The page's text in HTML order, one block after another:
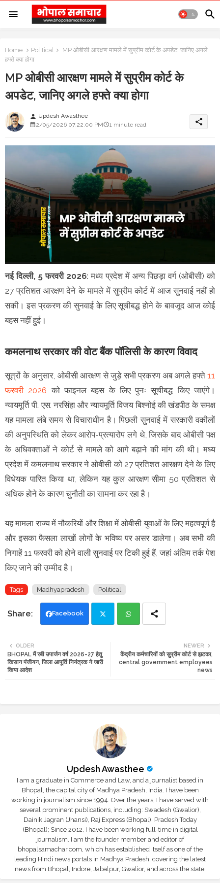
Home Political
MP ओबीसी आरक्षण मामले में सुप्रीम कोर्ट के अपडेट, जानिए अगले
हफ्ते क्या होगा
MP ओबीसी आरक्षण मामले में सुप्रीम कोर्ट के
अपडेट, जानिए अगले हफ्ते क्या होगा
person Updesh Awasthee
2/05/2026 07:22:00 PM
1 minute read share
नई दिल्ली, 5 फरवरी 2026: मध्य प्रदेश में अन्य पिछड़ा वर्ग (ओबीसी) को
27 प्रतिशत आरक्षण देने के मामले में सुप्रीम कोर्ट में आज सुनवाई नहीं हो
सकी। इस प्रकरण की सुनवाई के लिए सूचीबद्ध होने के बावजूद आज कोई
बहस नहीं हुई।
कमलनाथ सरकार की वोट बैंक पॉलिसी के कारण विवाद
सूत्रों के अनुसार, ओबीसी आरक्षण से जुड़े सभी प्रकरण अब अगले हफ्ते 11
फरवरी 2026 को फाइनल बहस के लिए पुनः सूचीबद्ध किए जाएंगे।
न्यायमूर्ति पी. एस. नरसिंहा और न्यायमूर्ति विजय बिश्नोई की खंडपीठ के समक्ष
यह मामला लंबे समय से विचाराधीन है। पिछली सुनवाई में सरकारी वकीलों
की अनुपस्थिति को लेकर आरोप-प्रत्यारोप लगे थे, जिसके बाद ओबीसी पक्ष
के अधिवक्ताओं ने कोर्ट से मामले को आगे बढ़ाने की मांग की थी। मध्य
प्रदेश में कमलनाथ सरकार ने ओबीसी को 27 प्रतिशत आरक्षण देने के लिए
विधेयक पारित किया था, लेकिन यह कुल आरक्षण सीमा 50 प्रतिशत से
अधिक होने के कारण चुनौती का सामना कर रहा है।
यह मामला राज्य में नौकरियों और शिक्षा में ओबीसी युवाओं के लिए महत्वपूर्ण है
और इसका फैसला लाखों लोगों के भविष्य पर असर डालेगा। अब सभी की
निगाहें 11 फरवरी को होने वाली सुनवाई पर टिकी हुई हैं, जहां अंतिम तर्क पेश
किए जाने की उम्मीद है।
Tags Madhyapradesh Political
Facebook
tte ats
NEWER
केंद्रीय कर्मचारियों को सुप्रीम कोर्ट से झटका,
central government employees
news
OLDER
BHOPAL में रबी उपार्जन वर्ष 2026-27 हेतु
किसान पंजीयन, जिला आपूर्ति नियंत्रक ने जारी
किया आदेश
Updesh Awasthee
I am a graduate in Commerce and Law, and a journalist based in
Bhopal, the capital city of Madhya Pradesh, India. I have been
working in journalism since 1994. Over the years, I have served with
several prominent publications, including: Swadesh (Gwalior),
Dainik Jagran (Jhansi), Raj Express (Bhopal), Pradesh Today
(Bhopal); Since 2012, I have been working full-time in digital
journalism. I am the founder member and editor of
bhopalsamachar.com, which has established itself as one of the
leading Hindi news portals in Madhya Pradesh, covering the latest
news from Bhopal, Indore, Jabalpur, Gwalior, and across the state.